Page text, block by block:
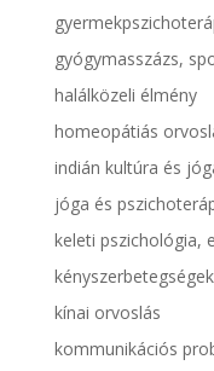
gyógymasszázs,
halálközeli élmény
homeopátiás
indián kultúra és
jóga és
keleti pszichológia,
kényszerbetegségek
kínai orvoslás
kommunikációs